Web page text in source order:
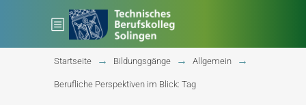
Startseite Bildungsgänge Allgemein
Berufliche Perspektiven im Blick: Tag